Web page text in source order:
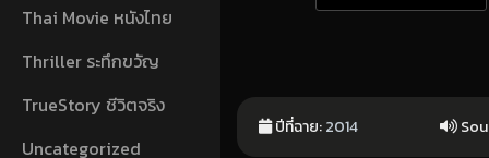
Thai Movie หนังไทย
Thriller ระทึกขวัญ
TrueStory ชีวิตจริง
Uncategorized
ปีที่ฉาย:2014